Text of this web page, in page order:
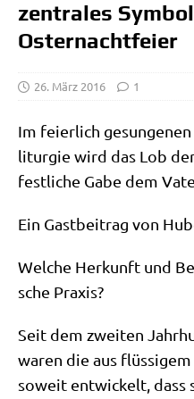
zentrales
Osternachtfeier
26. März 2016 1
Im fei­er­lich gesun­ge­nen
lit­ur­gie wird das Lob
fest­li­che Gabe dem
Ein Gast­bei­trag von
Wel­che Her­kunft und
sche Praxis?
Seit dem zwei­ten
waren die aus
soweit ent­wickelt, dass